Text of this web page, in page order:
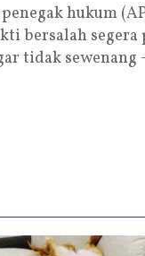
hukum
bersalah
tidak sewenang